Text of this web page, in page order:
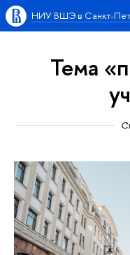
НИУ ВШЭ в Санкт-
Тема